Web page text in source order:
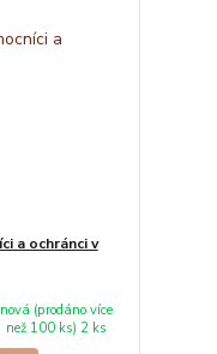
a ochránci v
nová (prodáno více
než 100 ks) 2 ks